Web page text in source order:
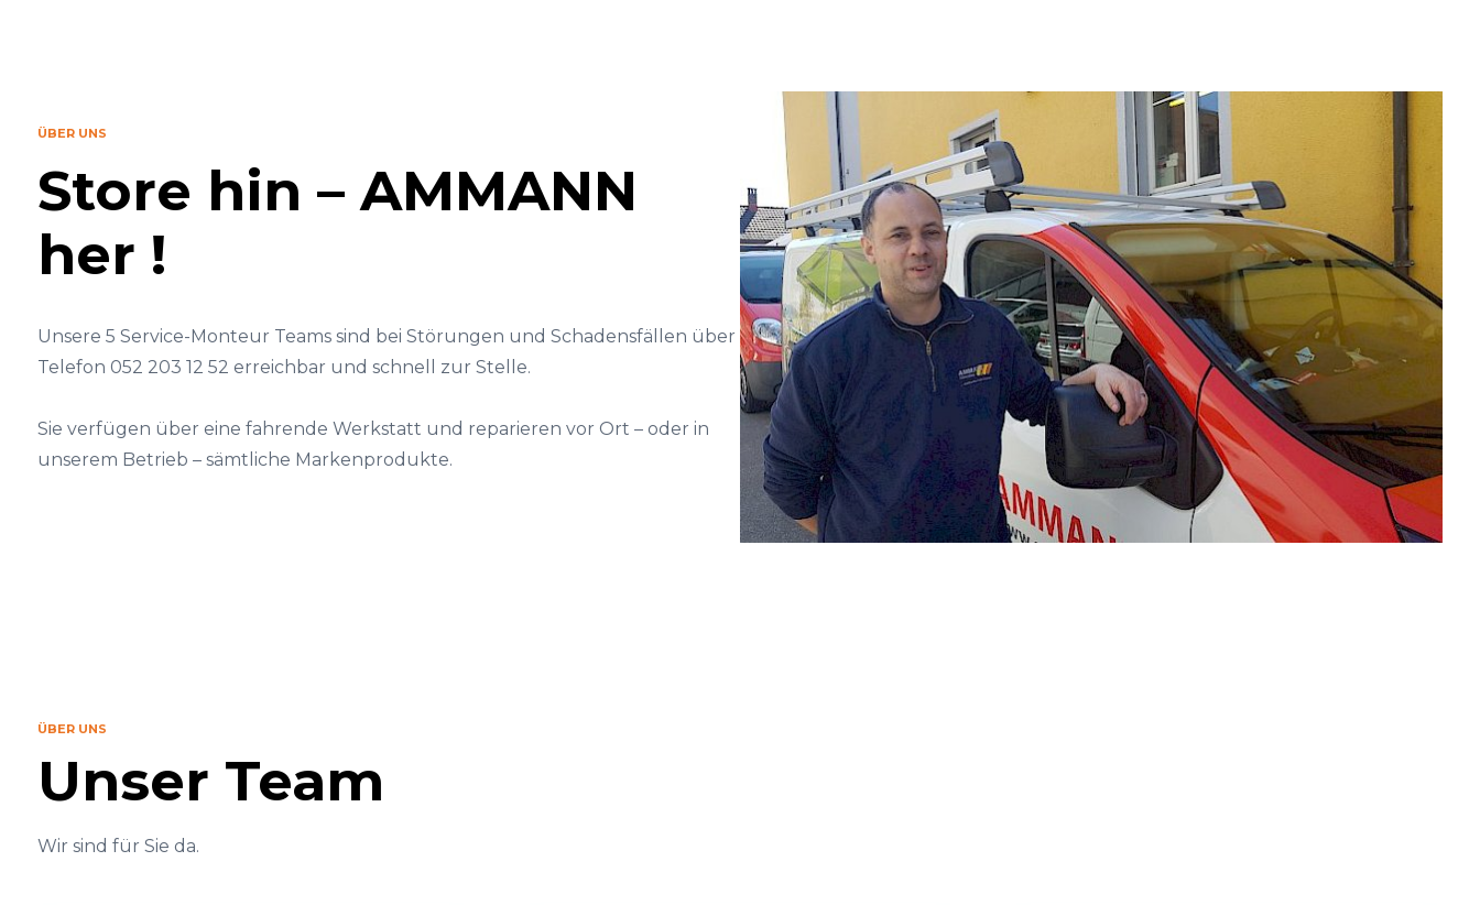
ÜBER UNS
Store hin – AMMANN
her !
Unsere 5 Service-Monteur Teams sind bei Störungen und Schadensfällen über
Telefon 052 203 12 52 erreichbar und schnell zur Stelle.
Sie verfügen über eine fahrende Werkstatt und reparieren vor Ort – oder in
unserem Betrieb – sämtliche Markenprodukte.
ÜBER UNS
Unser Team
Wir sind für Sie da.